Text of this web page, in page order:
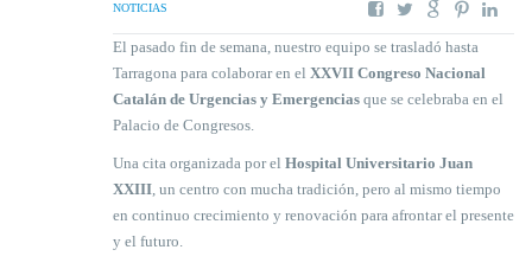
NOTICIAS
El pasado fin de semana, nuestro equipo se trasladó hasta
Tarragona para colaborar en el XXVII Congreso Nacional
Catalán de Urgencias y Emergencias que se celebraba en el
Palacio de Congresos.
Una cita organizada por el Hospital Universitario Juan
XXIII, un centro con mucha tradición, pero al mismo tiempo
en continuo crecimiento y renovación para afrontar el presente
y el futuro.